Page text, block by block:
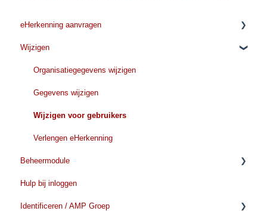
eHerkenning aanvragen
Voordat u met de aanvraag begint
Tijdens de aanvraag
Kosten
Verwerkingstijd
Wijzigen
Organisatiegegevens wijzigen
Gegevens wijzigen
Wijzigen voor gebruikers
Verlengen eHerkenning
Beheermodule
Aanvragen/toevoegen
Verwijderen/beeindigen
Hulp bij inloggen
Identificeren / AMP Groep